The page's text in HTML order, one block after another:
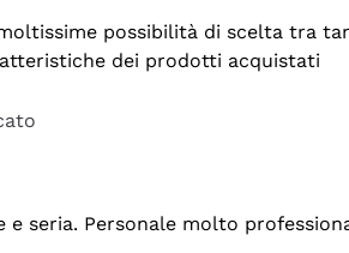
possibilità di scelta tra
dei prodotti acquistati
e seria. Personale molto